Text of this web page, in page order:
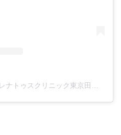
医療脱毛/ヒアルロン酸専門 レナトゥスクリニック東京田町院 東山麻伊子(@dr.higashiyama)がシェアした投稿